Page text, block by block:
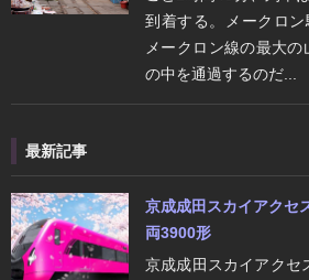
到着する。メークロ
メークロン線の最大
の中を通過するのだ...
最新記事
京成成田スカイアクセ
両3900形
京成成田スカイアクセ